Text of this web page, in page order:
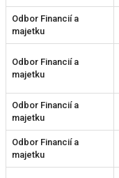
Odbor Financií a
majetku
Odbor Financií a
majetku
Odbor Financií a
majetku
Odbor Financií a
majetku